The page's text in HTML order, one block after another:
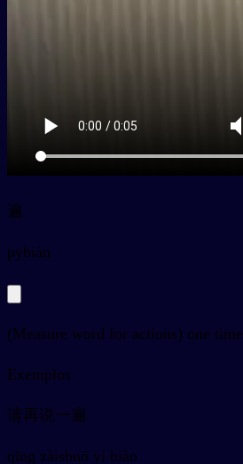
遍
pybiàn
(Measure word for actions) one time
Exemplos
请再说一遍
qǐng zàishuō yí biàn